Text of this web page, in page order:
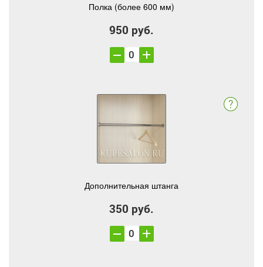
Полка (более 600 мм)
950 руб.
Дополнительная штанга
350 руб.